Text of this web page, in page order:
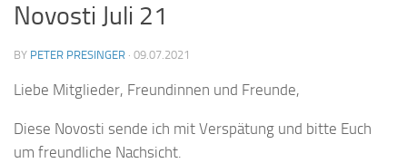
Novosti Juli 21
BY PETER PRESINGER · 09.07.2021
Liebe Mitglieder, Freundinnen und Freunde,
Diese Novosti sende ich mit Verspätung und bitte Euch
um freundliche Nachsicht.